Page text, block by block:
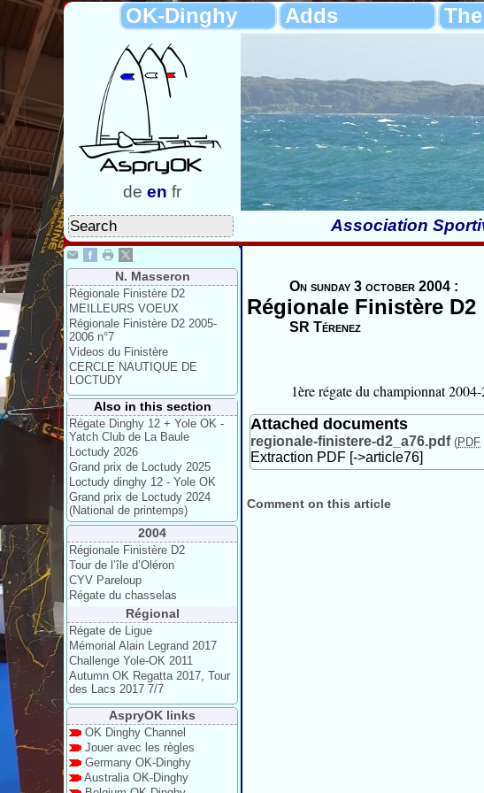
OK-Dinghy Adds
de en fr
Association
N. Masseron
Régionale Finistère D2
MEILLEURS VOEUX
Régionale Finistère D2 2005-
2006 n°7
Videos du Finistère
CERCLE NAUTIQUE DE
LOCTUDY
Also in this section
Régate Dinghy 12 + Yole OK -
Yatch Club de La Baule
Loctudy 2026
Grand prix de Loctudy 2025
Loctudy dinghy 12 - Yole OK
Grand prix de Loctudy 2024
(National de printemps)
2004
Régionale Finistère D2
Tour de l’île d’Oléron
CYV Pareloup
Régate du chasselas
Régional
Régate de Ligue
Mémorial Alain Legrand 2017
Challenge Yole-OK 2011
Autumn OK Regatta 2017, Tour
des Lacs 2017 7/7
AspryOK links
OK Dinghy Channel
Jouer avec les règles
Germany OK-Dinghy
Australia OK-Dinghy
On sunday 3 october 2004 :
Régionale Finistère D2
SR Térenez
1ère régate du championnat
Attached documents
regionale-finistere-d2_a76.pdf (PDF
Extraction PDF [->article76]
Comment on this article